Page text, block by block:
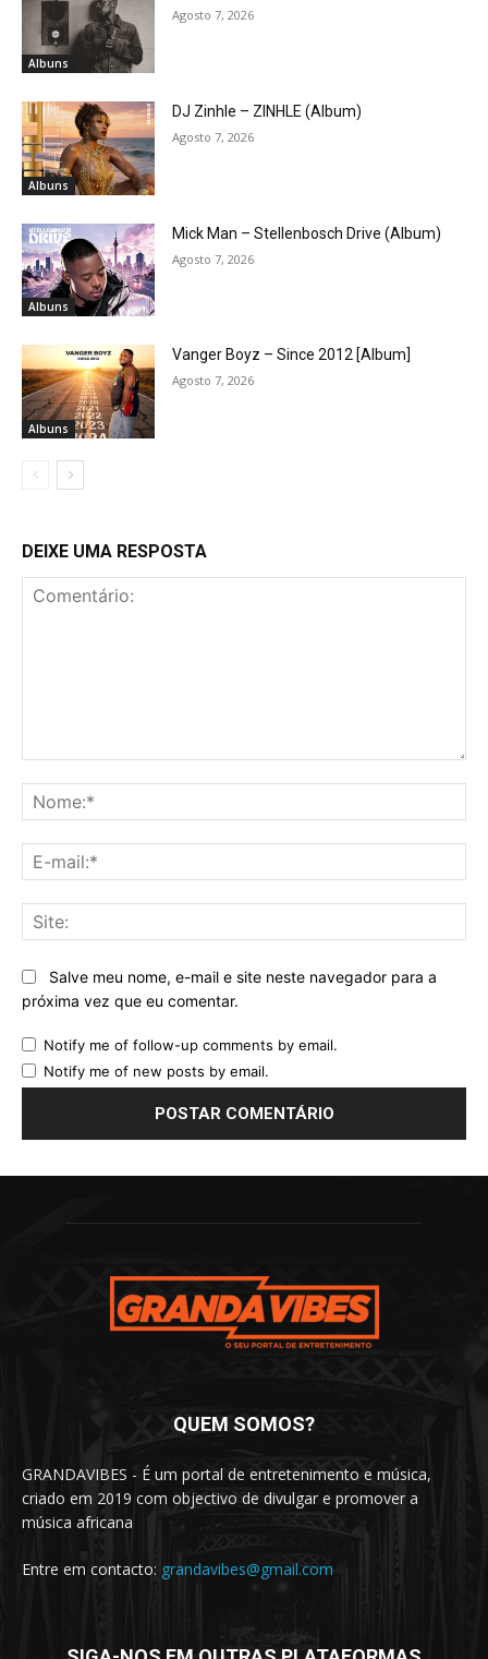
Albuns
Agosto 7, 2026
Albuns
DJ Zinhle – ZINHLE (Album)
Agosto 7, 2026
Albuns
Mick Man – Stellenbosch Drive (Album)
Agosto 7, 2026
Albuns
Vanger Boyz – Since 2012 [Album]
Agosto 7, 2026
DEIXE UMA RESPOSTA
Salve meu nome, e-mail e site neste navegador para a
próxima vez que eu comentar.
Notify me of follow-up comments by email.
Notify me of new posts by email.
QUEM SOMOS?
GRANDAVIBES - É um portal de entretenimento e música,
criado em 2019 com objectivo de divulgar e promover a
música africana
Entre em contacto: grandavibes@gmail.com